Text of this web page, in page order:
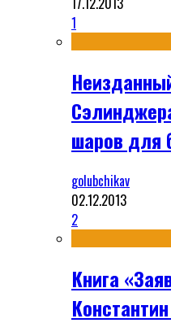
1
шаров для
golubchikav
02.12.2013
2
Книга